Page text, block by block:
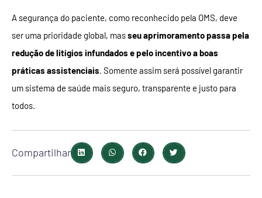
A segurança do paciente, como reconhecido pela OMS, deve
ser uma prioridade global, masseu aprimoramento passa pela
redução de litígios infundados e pelo incentivo a boas
práticas assistenciais. Somente assim será possível garantir
um sistema de saúde mais seguro, transparente e justo para
todos.
Compartilhar